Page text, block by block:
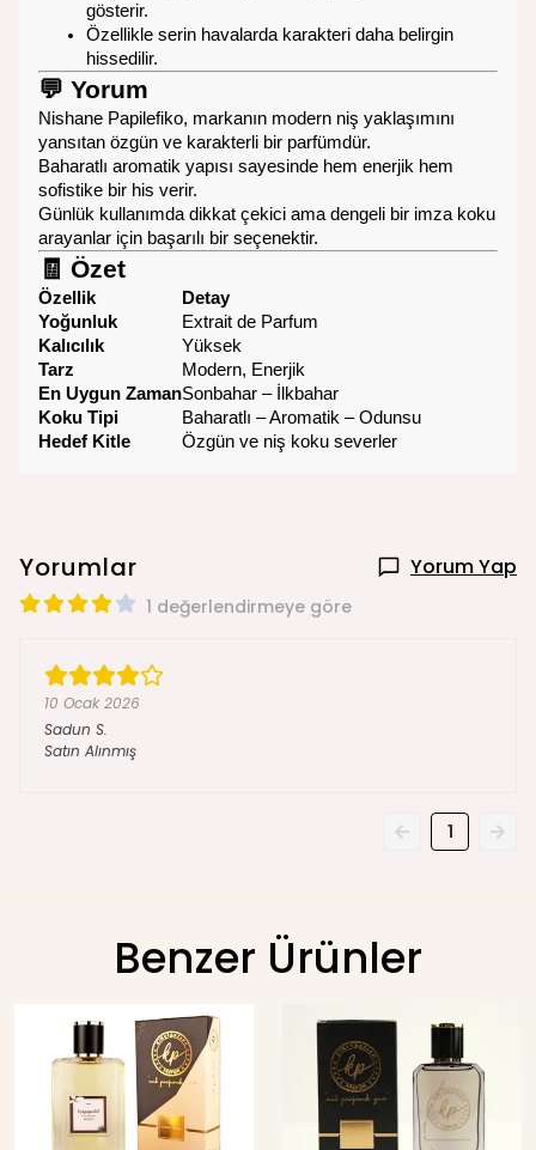
gösterir.
Özellikle serin havalarda karakteri daha belirgin
hissedilir.
💬 Yorum
Nishane Papilefiko, markanın modern niş yaklaşımını
yansıtan özgün ve karakterli bir parfümdür.
Baharatlı aromatik yapısı sayesinde hem enerjik hem
sofistike bir his verir.
Günlük kullanımda dikkat çekici ama dengeli bir imza koku
arayanlar için başarılı bir seçenektir.
🧾 Özet
Özellik
Detay
Yoğunluk
Extrait de Parfum
Kalıcılık
Yüksek
Tarz
Modern, Enerjik
En Uygun ZamanSonbahar – İlkbahar
Koku Tipi
Baharatlı – Aromatik – Odunsu
Hedef Kitle
Özgün ve niş koku severler
Yorumlar Yorum Yap
1 değerlendirmeye göre
10 Ocak 2026
Sadun S.
Satın Alınmış
1
Benzer Ürünler